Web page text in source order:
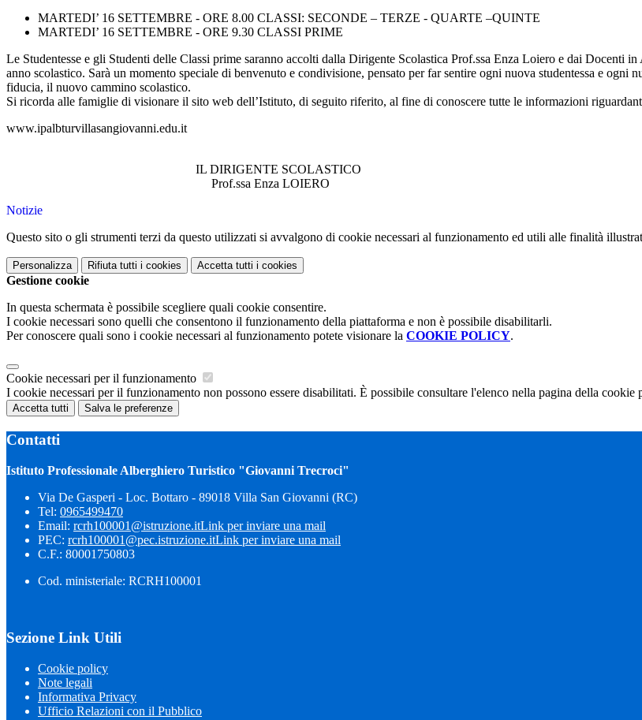
MARTEDI’ 16 SETTEMBRE - ORE 8.00 CLASSI: SECONDE – TERZE - QUARTE –QUINTE
MARTEDI’ 16 SETTEMBRE - ORE 9.30 CLASSI PRIME
Le Studentesse e gli Studenti delle Classi prime saranno accolti dalla Dirigente Scolastica Prof.ssa Enza Loiero e dai Docenti
anno scolastico. Sarà un momento speciale di benvenuto e condivisione, pensato per far sentire ogni nuova studentessa e ogni
fiducia, il nuovo cammino scolastico.
Si ricorda alle famiglie di visionare il sito web dell’Istituto, di seguito riferito, al fine di conoscere tutte le informazioni
www.ipalbturvillasangiovanni.edu.it
IL DIRIGENTE SCOLASTICO
Prof.ssa Enza LOIERO
Notizie
Questo sito o gli strumenti terzi da questo utilizzati si avvalgono di cookie necessari al funzionamento ed utili alle finalità
Personalizza Rifiuta tutti i cookies Accetta tutti i cookies
Gestione cookie
In questa schermata è possibile scegliere quali cookie consentire.
I cookie necessari sono quelli che consentono il funzionamento della piattaforma e non è possibile disabilitarli.
Per conoscere quali sono i cookie necessari al funzionamento potete visionare la COOKIE POLICY.
Cookie necessari per il funzionamento
I cookie necessari per il funzionamento non possono essere disabilitati. È possibile consultare l'elenco nella pagina della cookie
Accetta tutti Salva le preferenze
Contatti
Istituto Professionale Alberghiero Turistico "Giovanni Trecroci"
Via De Gasperi - Loc. Bottaro - 89018 Villa San Giovanni (RC)
Tel: 0965499470
Email: rcrh100001@istruzione.itLink per inviare una mail
PEC: rcrh100001@pec.istruzione.itLink per inviare una mail
C.F.: 80001750803
Cod. ministeriale: RCRH100001
Sezione Link Utili
Cookie policy
Note legali
Informativa Privacy
Ufficio Relazioni con il Pubblico